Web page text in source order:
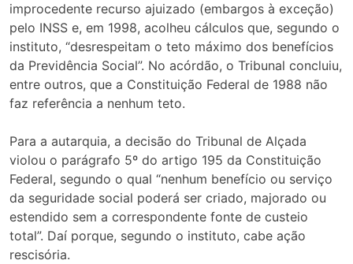
improcedente recurso ajuizado (embargos à exceção)
pelo INSS e, em 1998, acolheu cálculos que, segundo o
instituto, “desrespeitam o teto máximo dos benefícios
da Previdência Social”. No acórdão, o Tribunal concluiu,
entre outros, que a Constituição Federal de 1988 não
faz referência a nenhum teto.
Para a autarquia, a decisão do Tribunal de Alçada
violou o parágrafo 5º do artigo 195 da Constituição
Federal, segundo o qual “nenhum benefício ou serviço
da seguridade social poderá ser criado, majorado ou
estendido sem a correspondente fonte de custeio
total”. Daí porque, segundo o instituto, cabe ação
rescisória.